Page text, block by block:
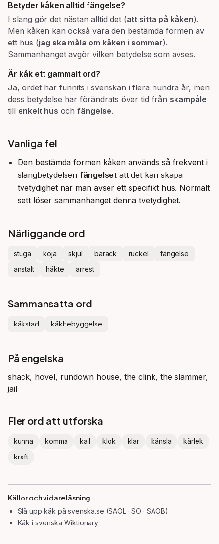
Betyder kåken alltid fängelse?
I slang gör det nästan alltid det (att sitta på kåken).
Men kåken kan också vara den bestämda formen av
ett hus (jag ska måla om kåken i sommar).
Sammanhanget avgör vilken betydelse som avses.
Är kåk ett gammalt ord?
Ja, ordet har funnits i svenskan i flera hundra år, men
dess betydelse har förändrats över tid från skampåle
till enkelt hus och fängelse.
Vanliga fel
Den bestämda formen kåken används så frekvent i
slangbetydelsen fängelset att det kan skapa
tvetydighet när man avser ett specifikt hus. Normalt
sett löser sammanhanget denna tvetydighet.
Närliggande ord
stuga koja skjul barack ruckel
fängelse
anstalt
häkte arrest
Sammansatta ord
kåkstad kåkbebyggelse
På engelska
shack, hovel, rundown house, the clink, the slammer,
jail
Fler ord att utforska
kunna komma kall klok klar känsla
kärlek
kraft
Källor och vidare läsning
Slå upp kåk på svenska.se (SAOL · SO · SAOB)
Kåk i svenska Wiktionary